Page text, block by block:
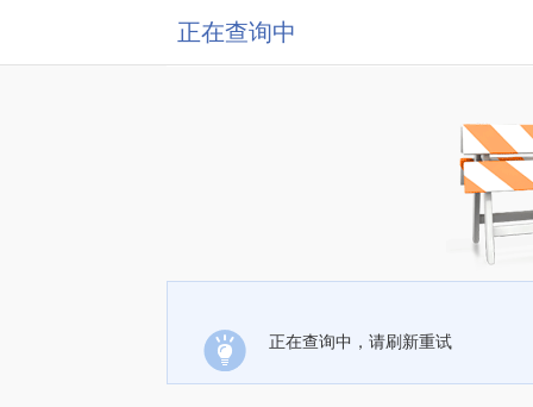
正在查询中
正在查询中，请刷新重试